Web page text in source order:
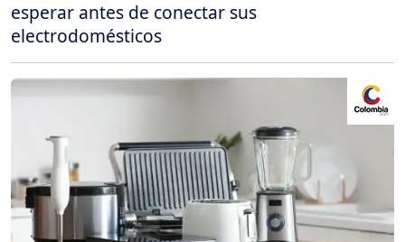
esperar antes de conectar sus
electrodomésticos